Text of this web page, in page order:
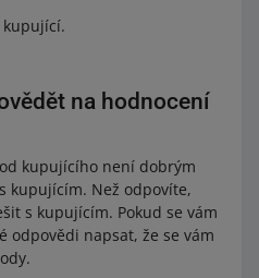
kupující.
na hodnocení
kupujícího není dobrým
kupujícím. Než odpovíte,
s kupujícím. Pokud se vám
odpovědi napsat, že se vám